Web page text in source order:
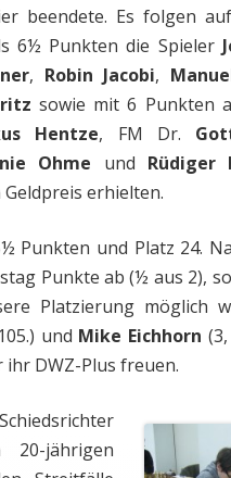
beendete. Es folgen
6½ Punkten die Spieler
, Robin Jacobi,
sowie mit 6 Punkten
Hentze, FM Dr.
Ohme und Rüdiger
Geldpreis erhielten.
Punkten und Platz 24.
Punkte ab (½ aus 2),
Platzierung möglich
und Mike Eichhorn
DWZ-Plus freuen.
jährigen